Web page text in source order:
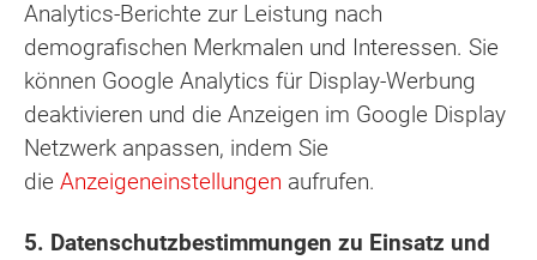
Analytics-Berichte zur Leistung nach
demografischen Merkmalen und Interessen. Sie
können Google Analytics für Display-Werbung
deaktivieren und die Anzeigen im Google Display
Netzwerk anpassen, indem Sie
die Anzeigeneinstellungen aufrufen.
5. Datenschutzbestimmungen zu Einsatz und